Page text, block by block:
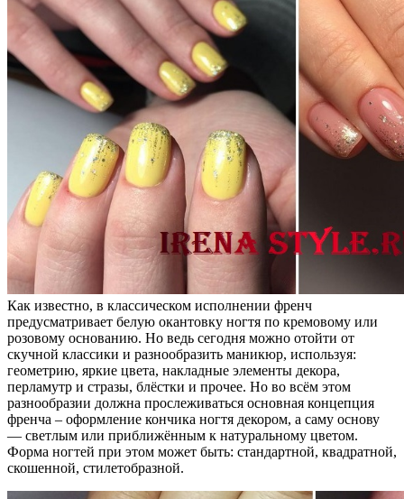
Как известно, в классическом исполнении френч
предусматривает белую окантовку ногтя по кремовому или
розовому основанию. Но ведь сегодня можно отойти от
скучной классики и разнообразить маникюр, используя:
геометрию, яркие цвета, накладные элементы декора,
перламутр и стразы, блёстки и прочее. Но во всём этом
разнообразии должна прослеживаться основная концепция
френча – оформление кончика ногтя декором, а саму основу
— светлым или приближённым к натуральному цветом.
Форма ногтей при этом может быть: стандартной, квадратной,
скошенной, стилетобразной.